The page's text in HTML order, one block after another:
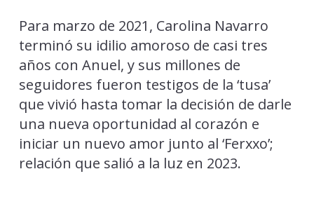
Para marzo de 2021, Carolina Navarro
terminó su idilio amoroso de casi tres
años con Anuel, y sus millones de
seguidores fueron testigos de la ‘tusa’
que vivió hasta tomar la decisión de darle
una nueva oportunidad al corazón e
iniciar un nuevo amor junto al ‘Ferxxo’;
relación que salió a la luz en 2023.